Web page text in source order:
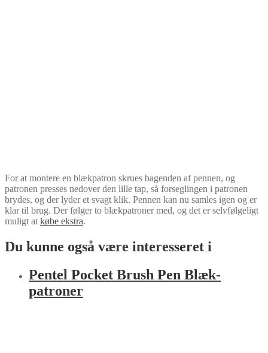
For at montere en blækpatron skrues bagenden af pennen, og
patronen presses nedover den lille tap, så forseglingen i patronen
brydes, og der lyder et svagt klik. Pennen kan nu samles igen og er
klar til brug. Der følger to blækpatroner med, og det er selvfølgeligt
muligt at købe ekstra.
Du kunne også være interesseret i
Pentel Pocket Brush Pen Blæk­
patroner